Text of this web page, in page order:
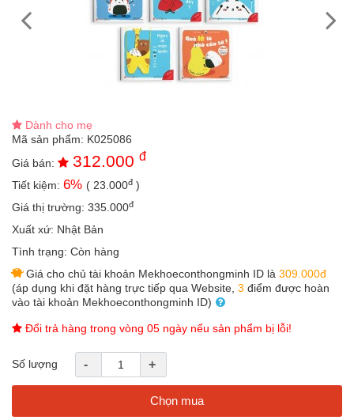
ngoài
an
toàn
tắm
Bé
chơi
học
Dành
cho
bố
Dành cho mẹ
Mã sản phẩm: K025086
Giá bán:
312.000 đ
Tiết kiệm: 6% ( 23.000đ )
Giá thị trường: 335.000đ
Xuất xứ: Nhật Bản
Tình trạng: Còn hàng
Giá cho chủ tài khoản Mekhoeconthongminh ID là 309.000đ
(áp dụng khi đặt hàng trực tiếp qua Website, 3 điểm được hoàn
vào tài khoản Mekhoeconthongminh ID)
Đổi trả hàng trong vòng 05 ngày nếu sản phẩm bị lỗi!
Số lượng - +
Chọn mua